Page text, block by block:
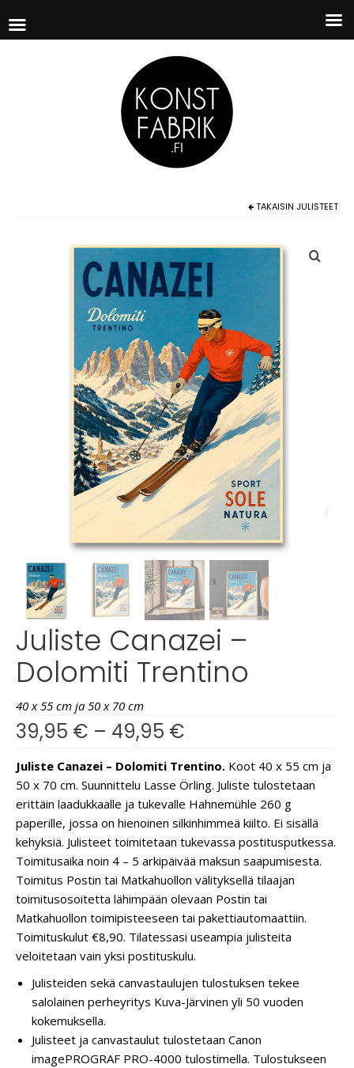
TAKAISIN JULISTEET
Juliste Canazei –
Dolomiti Trentino
40 x 55 cm ja 50 x 70 cm
39,95 € – 49,95 €
Juliste Canazei – Dolomiti Trentino. Koot 40 x 55 cm ja
50 x 70 cm. Suunnittelu Lasse Örling. Juliste tulostetaan
erittäin laadukkaalle ja tukevalle Hahnemühle 260 g
paperille, jossa on hienoinen silkinhimmeä kiilto. Ei sisällä
kehyksiä. Julisteet toimitetaan tukevassa postitusputkessa.
Toimitusaika noin 4 – 5 arkipäivää maksun saapumisesta.
Toimitus Postin tai Matkahuollon välityksellä tilaajan
toimitusosoitetta lähimpään olevaan Postin tai
Matkahuollon toimipisteeseen tai pakettiautomaattiin.
Toimituskulut €8,90. Tilatessasi useampia julisteita
veloitetaan vain yksi postituskulu.
Julisteiden sekä canvastaulujen tulostuksen tekee
salolainen perheyritys Kuva-Järvinen yli 50 vuoden
kokemuksella.
Julisteet ja canvastaulut tulostetaan Canon
imagePROGRAF PRO-4000 tulostimella. Tulostukseen